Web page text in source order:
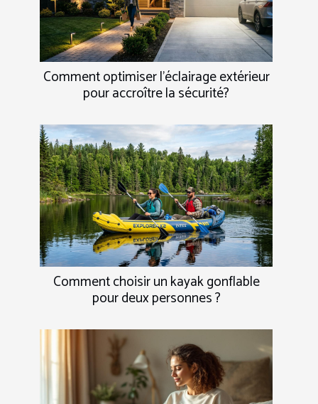
Comment optimiser l'éclairage extérieur
pour accroître la sécurité?
Comment choisir un kayak gonflable
pour deux personnes ?